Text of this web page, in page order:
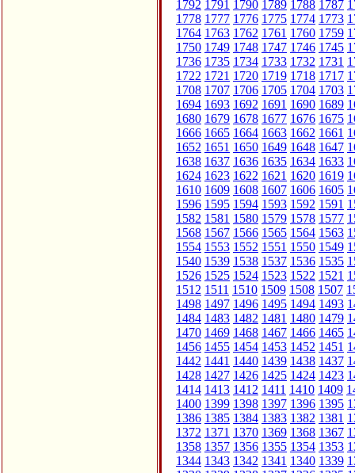
1792 1791 1790 1789 1788 1787
1778 1777 1776 1775 1774 1773
1764 1763 1762 1761 1760 1759
1750 1749 1748 1747 1746 1745
1736 1735 1734 1733 1732 1731
1722 1721 1720 1719 1718 1717
1708 1707 1706 1705 1704 1703
1694 1693 1692 1691 1690 1689
1680 1679 1678 1677 1676 1675
1666 1665 1664 1663 1662 1661
1652 1651 1650 1649 1648 1647
1638 1637 1636 1635 1634 1633
1624 1623 1622 1621 1620 1619
1610 1609 1608 1607 1606 1605
1596 1595 1594 1593 1592 1591
1582 1581 1580 1579 1578 1577
1568 1567 1566 1565 1564 1563
1554 1553 1552 1551 1550 1549
1540 1539 1538 1537 1536 1535
1526 1525 1524 1523 1522 1521
1512 1511 1510 1509 1508 1507
1498 1497 1496 1495 1494 1493
1484 1483 1482 1481 1480 1479
1470 1469 1468 1467 1466 1465
1456 1455 1454 1453 1452 1451
1442 1441 1440 1439 1438 1437
1428 1427 1426 1425 1424 1423
1414 1413 1412 1411 1410 1409
1400 1399 1398 1397 1396 1395
1386 1385 1384 1383 1382 1381
1372 1371 1370 1369 1368 1367
1358 1357 1356 1355 1354 1353
1344 1343 1342 1341 1340 1339